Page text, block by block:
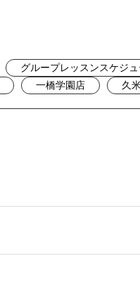
グループレッスンスケジ
一橋学園店 久